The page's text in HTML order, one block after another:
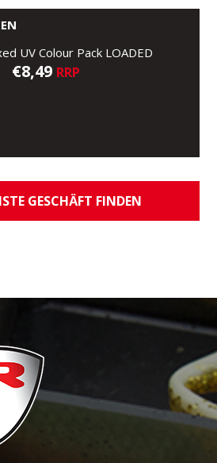
UV Colour Pack LOADED
€8,49 RRP
GESCHÄFT FINDEN